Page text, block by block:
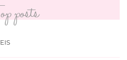
posts